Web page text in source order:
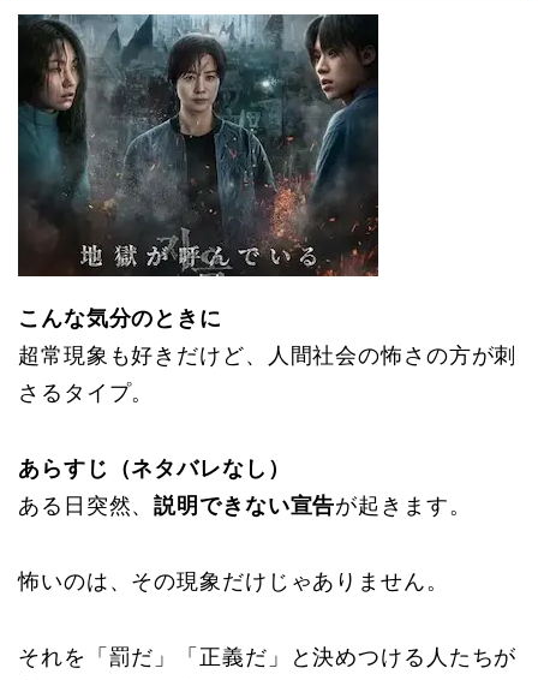
こんな気分のときに
超常現象も好きだけど、人間社会の怖さの方が刺
さるタイプ。
あらすじ（ネタバレなし）
ある日突然、説明できない宣告が起きます。
怖いのは、その現象だけじゃありません。
それを「罰だ」「正義だ」と決めつける人たちが